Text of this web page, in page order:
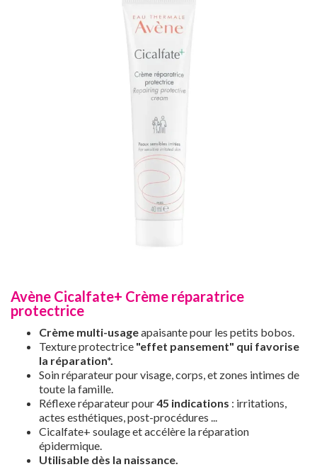
Avène Cicalfate+ Crème réparatrice
protectrice
Crème multi-usageapaisante pour les petits bobos.
Texture protectrice "effet pansement" qui favorise
la réparation*.
Soin réparateur pour visage, corps, et zones intimes de
toute la famille.
Réflexe réparateur pour45 indications : irritations,
actes esthétiques, post-procédures ...
Cicalfate+ soulage et accélère la réparation
épidermique.
Utilisable dès la naissance.